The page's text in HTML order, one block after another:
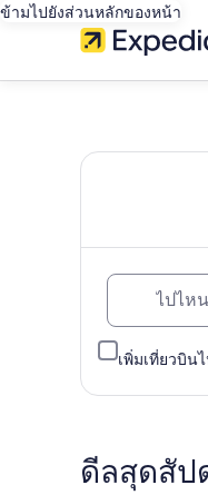
ข้ามไปยังส่วนหลักของหน้า
ทาง
ไป
กับ
เอ็ก
พี
ไปไหนดี
เพิ่มเที่ยวบิน
ดีลสุดสัป